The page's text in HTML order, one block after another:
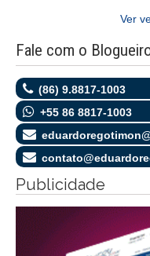
Ver
Fale com o
(86) 9.8817-1003
+55 86 8817-1003
Publicidade